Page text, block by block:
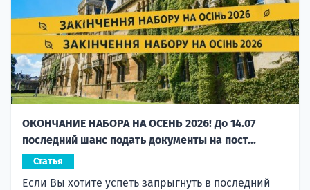
ОКОНЧАНИЕ НАБОРА НА ОСЕНЬ 2026! До 14.07
последний шанс подать документы на пост...
Статья
Если Вы хотите успеть запрыгнуть в последний